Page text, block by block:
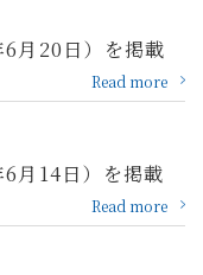
月20日）を掲載
Read more
月14日）を掲載
Read more